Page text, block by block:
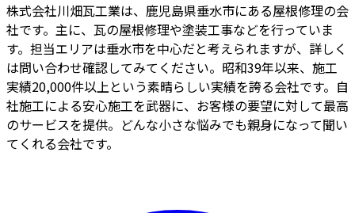
株式会社川畑瓦工業は、鹿児島県垂水市にある屋根修理の会
社です。主に、瓦の屋根修理や塗装工事などを行っていま
す。担当エリアは垂水市を中心だと考えられますが、詳しく
は問い合わせ確認してみてください。昭和39年以来、施工
実績20,000件以上という素晴らしい実績を誇る会社です。自
社施工による安心施工を武器に、お客様の要望に対して最高
のサービスを提供。どんな小さな悩みでも親身になって聞い
てくれる会社です。